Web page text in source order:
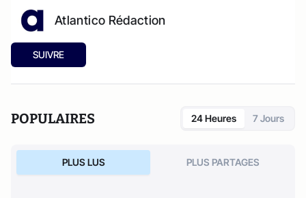
Atlantico Rédaction
SUIVRE
POPULAIRES 24 Heures 7 Jours
PLUS LUS PLUS PARTAGES